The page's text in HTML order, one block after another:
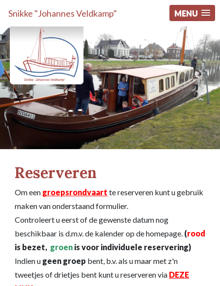
Snikke "Johannes Veldkamp" MENU
Reserveren
Om een groepsrondvaart te reserveren kunt u gebruik
maken van onderstaand formulier.
Controleert u eerst of de gewenste datum nog
beschikbaar is d.m.v. de kalender op de homepage. (rood
is bezet, groen is voor individuele reservering)
Indien u geen groep bent, b.v. als u maar met z'n
tweetjes of drietjes bent kunt u reserveren via DEZE